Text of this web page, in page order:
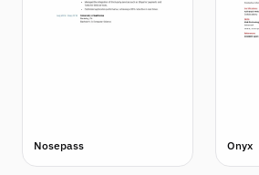
Nosepass Onyx